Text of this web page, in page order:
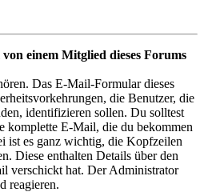
einem Mitglied dieses Forums
Das E-Mail-Formular dieses
die Benutzer, die
identifizieren sollen. Du solltest
komplette E-Mail, die du bekommen
ist es ganz wichtig, die Kopfzeilen
Diese enthalten Details über den
verschickt hat. Der Administrator
reagieren.